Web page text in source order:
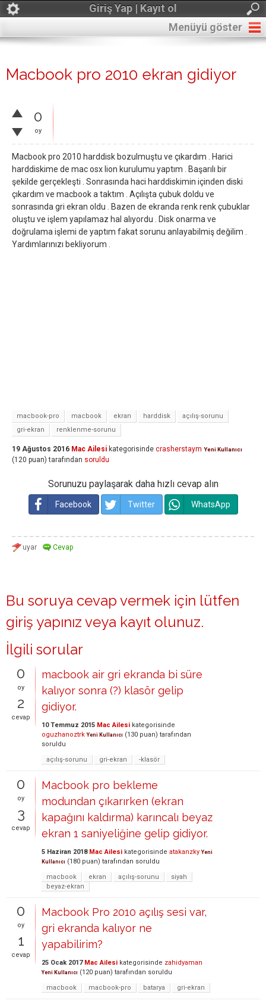
Giriş Yap | Kayıt ol
Menüyü göster
Macbook pro 2010 ekran gidiyor
0
oy
Macbook pro 2010 harddisk bozulmuştu ve çıkardım . Harici
harddiskime de mac osx lion kurulumu yaptım . Başarılı bir
şekilde gerçekleşti . Sonrasında haci harddiskimin içinden diski
çıkardım ve macbook a taktım . Açılışta çubuk doldu ve
sonrasında gri ekran oldu . Bazen de ekranda renk renk çubuklar
oluştu ve işlem yapılamaz hal alıyordu . Disk onarma ve
doğrulama işlemi de yaptım fakat sorunu anlayabilmiş değilim .
Yardımlarınızı bekliyorum .
macbook-pro macbook ekran harddisk
açılış-sorunu
gri-ekran
renklenme-sorunu
19 Ağustos 2016 Mac Ailesi kategorisinde crasherstaym Yeni Kullanıcı
(120 puan) tarafından soruldu
Sorunuzu paylaşarak daha hızlı cevap alın
Facebook Twitter WhatsApp
Bu soruya cevap vermek için lütfen
giriş yapınız veya kayıt olunuz.
İlgili sorular
0
oy
2
cevap
macbook air gri ekranda bi süre
kalıyor sonra (?) klasör gelip
gidiyor.
10 Temmuz 2015 Mac Ailesi kategorisinde
oguzhanoztrk Yeni Kullanıcı (130 puan) tarafından
soruldu
açılış-sorunu
gri-ekran -klasör
0
oy
3
cevap
Macbook pro bekleme
modundan çıkarırken (ekran
kapağını kaldırma) karıncalı beyaz
ekran 1 saniyeliğine gelip gidiyor.
5 Haziran 2018 Mac Ailesi kategorisinde atakanzky Yeni
Kullanıcı (180 puan) tarafından soruldu
macbook
ekran açılış-sorunu
siyah
beyaz-ekran
0
oy
1
cevap
Macbook Pro 2010 açılış sesi var,
gri ekranda kalıyor ne
yapabilirim?
25 Ocak 2017 Mac Ailesi kategorisinde zahidyaman
Yeni Kullanıcı (120 puan) tarafından soruldu
macbook
macbook-pro batarya gri-ekran